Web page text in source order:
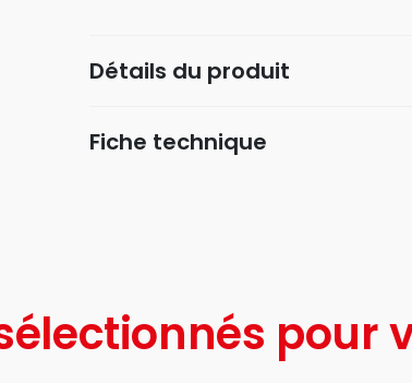
Détails du produit
Fiche technique
pour